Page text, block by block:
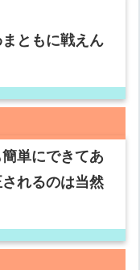
ともに戦えん
単にできてあ
れるのは当然